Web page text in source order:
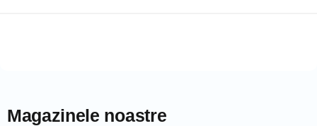
Magazinele noastre